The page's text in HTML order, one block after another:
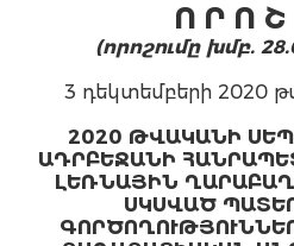
Ո Ր Ո Շ
(որոշումը խմբ.
3 դեկտեմբերի 2020
2020 ԹՎԱԿԱՆԻ
ԱԴՐԲԵՋԱՆԻ
ԼԵՌՆԱՅԻՆ
ՍԿՍՎԱԾ